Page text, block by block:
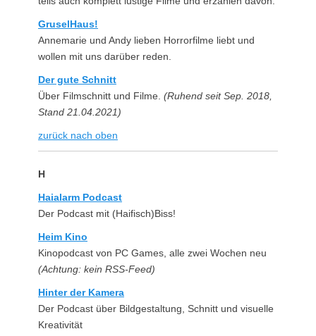
GruselHaus!
Annemarie und Andy lieben Horrorfilme liebt und
wollen mit uns darüber reden.
Der gute Schnitt
Über Filmschnitt und Filme. (Ruhend seit Sep. 2018,
Stand 21.04.2021)
zurück nach oben
H
Haialarm Podcast
Der Podcast mit (Haifisch)Biss!
Heim Kino
Kinopodcast von PC Games, alle zwei Wochen neu
(Achtung: kein RSS-Feed)
Hinter der Kamera
Der Podcast über Bildgestaltung, Schnitt und visuelle
Kreativität